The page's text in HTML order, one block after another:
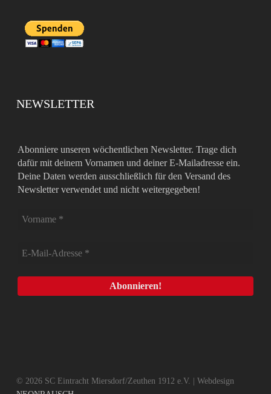
NEWSLETTER
Abonniere unseren wöchentlichen Newsletter. Trage dich
dafür mit deinem Vornamen und deiner E-Mailadresse ein.
Deine Daten werden ausschließlich für den Versand des
Newsletter verwendet und nicht weitergegeben!
© 2026 SC Eintracht Miersdorf/Zeuthen 1912 e.V. | Webdesign